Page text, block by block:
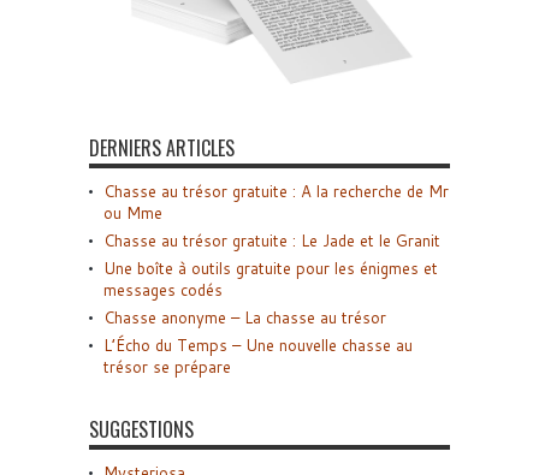
DERNIERS ARTICLES
Chasse au trésor gratuite : A la recherche de Mr
ou Mme
Chasse au trésor gratuite : Le Jade et le Granit
Une boîte à outils gratuite pour les énigmes et
messages codés
Chasse anonyme – La chasse au trésor
L’Écho du Temps – Une nouvelle chasse au
trésor se prépare
SUGGESTIONS